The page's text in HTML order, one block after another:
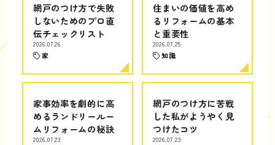
網戸のつけ方で失敗
しないためのプロ直
伝チェックリスト
2026.07.26
家
住まいの価値を高め
るリフォームの基本
と重要性
2026.07.25
知識
家事効率を劇的に高
めるランドリールー
ムリフォームの秘訣
2026.07.23
網戸のつけ方に苦戦
した私がようやく見
つけたコツ
2026.07.23